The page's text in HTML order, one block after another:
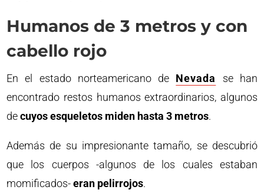
Humanos de 3 metros y con
cabello rojo
En el estado norteamericano de Nevada
se han
encontrado restos humanos extraordinarios, algunos
decuyos esqueletos miden hasta 3 metros.
Además de su impresionante tamaño, se descubrió
que los cuerpos -algunos de los cuales estaban
momificados-eran pelirrojos.